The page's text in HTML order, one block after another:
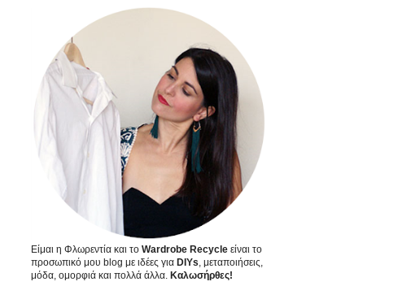
Είμαι η Φλωρεντία και το Wardrobe Recycle είναι το
προσωπικό μου blog με ιδέες για DIYs, μεταποιήσεις,
μόδα, ομορφιά και πολλά άλλα. Καλωσήρθες!